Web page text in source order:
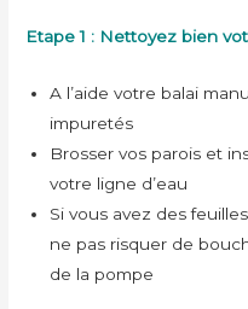
Etape 1 : Nettoyez bien
A l’aide votre balai
impuretés
Brosser vos parois et
votre ligne d’eau
Si vous avez des
ne pas risquer de
de la pompe